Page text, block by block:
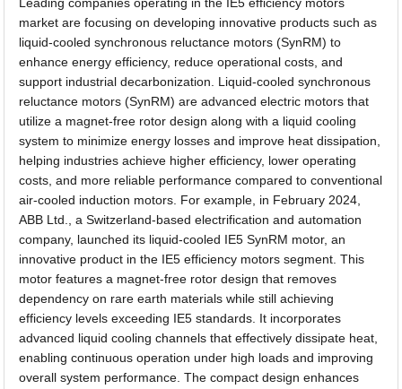
market are focusing on developing innovative products such as
liquid-cooled synchronous reluctance motors (SynRM) to
enhance energy efficiency, reduce operational costs, and
support industrial decarbonization. Liquid-cooled synchronous
reluctance motors (SynRM) are advanced electric motors that
utilize a magnet-free rotor design along with a liquid cooling
system to minimize energy losses and improve heat dissipation,
helping industries achieve higher efficiency, lower operating
costs, and more reliable performance compared to conventional
air-cooled induction motors. For example, in February 2024,
ABB Ltd., a Switzerland-based electrification and automation
company, launched its liquid-cooled IE5 SynRM motor, an
innovative product in the IE5 efficiency motors segment. This
motor features a magnet-free rotor design that removes
dependency on rare earth materials while still achieving
efficiency levels exceeding IE5 standards. It incorporates
advanced liquid cooling channels that effectively dissipate heat,
enabling continuous operation under high loads and improving
overall system performance. The compact design enhances